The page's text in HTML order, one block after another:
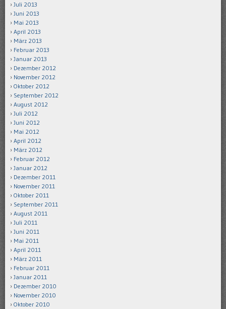
Juli 2013
Juni 2013
Mai 2013
April 2013
März 2013
Februar 2013
Januar 2013
Dezember 2012
November 2012
Oktober 2012
September 2012
August 2012
Juli 2012
Juni 2012
Mai 2012
April 2012
März 2012
Februar 2012
Januar 2012
Dezember 2011
November 2011
Oktober 2011
September 2011
August 2011
Juli 2011
Juni 2011
Mai 2011
April 2011
März 2011
Februar 2011
Januar 2011
Dezember 2010
November 2010
Oktober 2010